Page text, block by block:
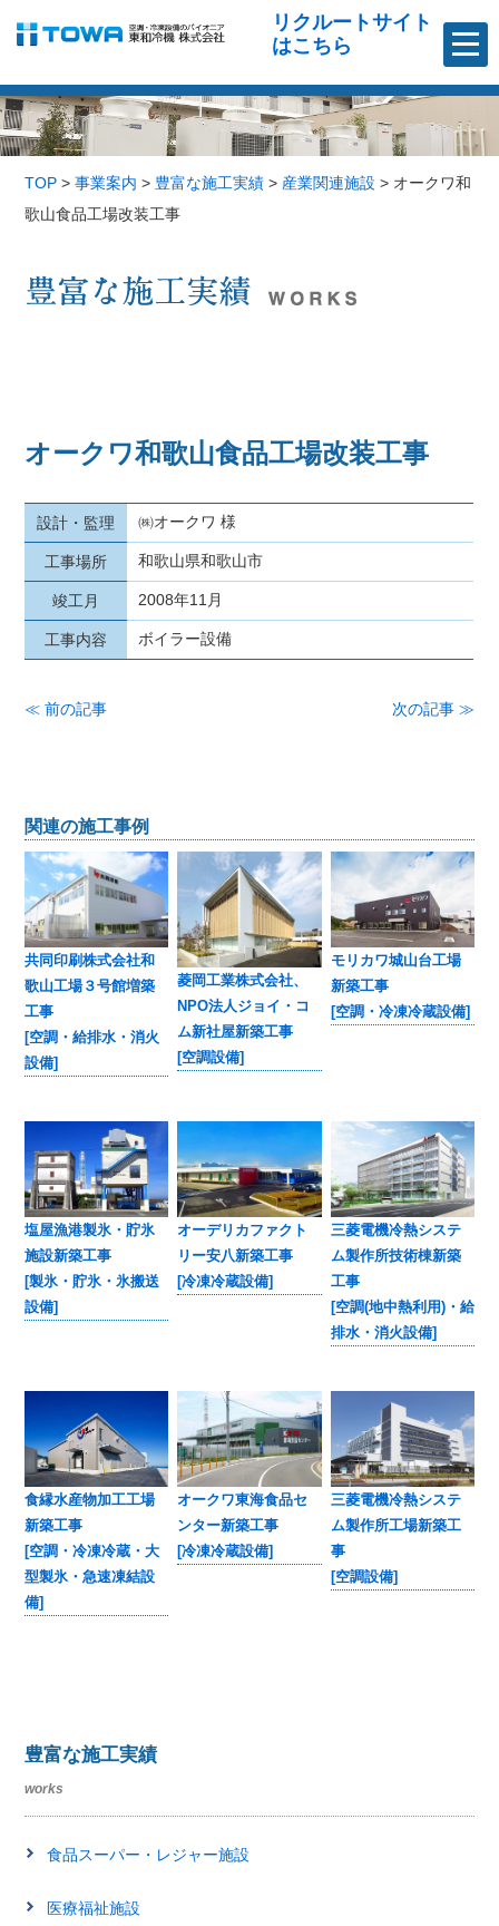
リクルートサイト
はこちら
TOP >事業案内 > 豊富な施工実績 > 産業関連施設 > オークワ和
歌山食品工場改装工事
オークワ和歌山食品工場改装工事
設計・監理 ㈱オークワ 様
工事場所 和歌山県和歌山市
竣工月 2008年11月
工事内容 ボイラー設備
≪ 前の記事 次の記事 ≫
関連の施工事例
共同印刷株式会社和
歌山工場３号館増築
工事
[空調・給排水・消火
設備]
菱岡工業株式会社、
NPO法人ジョイ・コ
ム新社屋新築工事
[空調設備]
モリカワ城山台工場
新築工事
[空調・冷凍冷蔵設備]
塩屋漁港製氷・貯氷
施設新築工事
[製氷・貯氷・氷搬送
設備]
オーデリカファクト
リー安八新築工事
[冷凍冷蔵設備]
三菱電機冷熱システ
ム製作所技術棟新築
工事
[空調(地中熱利用)・給
排水・消火設備]
食縁水産物加工工場
新築工事
[空調・冷凍冷蔵・大
型製氷・急速凍結設
備]
オークワ東海食品セ
ンター新築工事
[冷凍冷蔵設備]
三菱電機冷熱システ
ム製作所工場新築工
事
[空調設備]
豊富な施工実績
works
食品スーパー・レジャー施設
医療福祉施設